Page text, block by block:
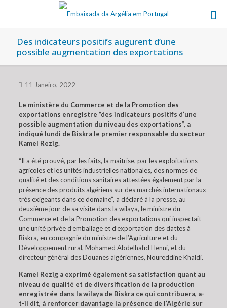
Des indicateurs positifs augurent d’une
possible augmentation des exportations
11 Janeiro, 2022
Le ministère du Commerce et de la Promotion des
exportations enregistre “des indicateurs positifs d’une
possible augmentation du niveau des exportations”, a
indiqué lundi de Biskra le premier responsable du secteur
Kamel Rezig.
“Il a été prouvé, par les faits, la maîtrise, par les exploitations
agricoles et les unités industrielles nationales, des normes de
qualité et des conditions sanitaires attestées également par la
présence des produits algériens sur des marchés internationaux
très exigeants dans ce domaine”, a déclaré à la presse, au
deuxième jour de sa visite dans la wilaya, le ministre du
Commerce et de la Promotion des exportations qui inspectait
une unité privée d’emballage et d’exportation des dattes à
Biskra, en compagnie du ministre de l’Agriculture et du
Développement rural, Mohamed Abdelhafid Henni, et du
directeur général des Douanes algériennes, Noureddine Khaldi.
Kamel Rezig a exprimé également sa satisfaction quant au
niveau de qualité et de diversification de la production
enregistrée dans la wilaya de Biskra ce qui contribuera, a-
t-il dit, à renforcer davantage la présence de l’Algérie sur